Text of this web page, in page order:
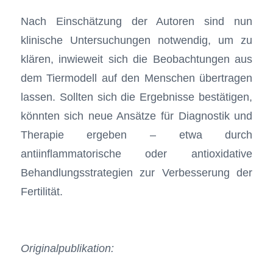
Nach Einschätzung der Autoren sind nun
klinische Untersuchungen notwendig, um zu
klären, inwieweit sich die Beobachtungen aus
dem Tiermodell auf den Menschen übertragen
lassen. Sollten sich die Ergebnisse bestätigen,
könnten sich neue Ansätze für Diagnostik und
Therapie ergeben – etwa durch
antiinflammatorische oder antioxidative
Behandlungsstrategien zur Verbesserung der
Fertilität.
Originalpublikation: